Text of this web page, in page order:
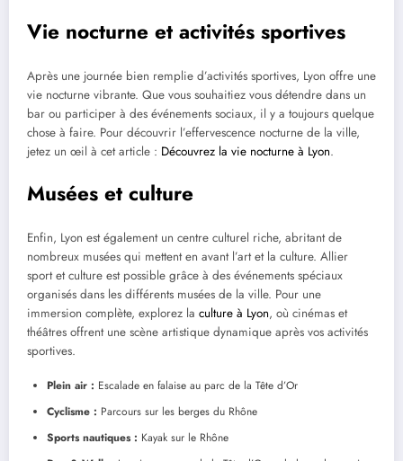
Vie nocturne et activités sportives
Après une journée bien remplie d’activités sportives, Lyon offre une
vie nocturne vibrante. Que vous souhaitiez vous détendre dans un
bar ou participer à des événements sociaux, il y a toujours quelque
chose à faire. Pour découvrir l’effervescence nocturne de la ville,
jetez un œil à cet article : Découvrez la vie nocturne à Lyon.
Musées et culture
Enfin, Lyon est également un centre culturel riche, abritant de
nombreux musées qui mettent en avant l’art et la culture. Allier
sport et culture est possible grâce à des événements spéciaux
organisés dans les différents musées de la ville. Pour une
immersion complète, explorez la culture à Lyon, où cinémas et
théâtres offrent une scène artistique dynamique après vos activités
sportives.
Plein air : Escalade en falaise au parc de la Tête d’Or
Cyclisme : Parcours sur les berges du Rhône
Sports nautiques : Kayak sur le Rhône